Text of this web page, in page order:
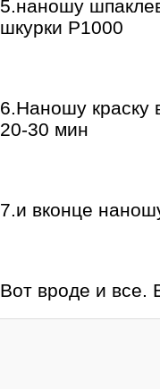
5.наношу
шкурки Р1000
6.Наношу краску
20-30 мин
7.и вконце
Вот вроде и